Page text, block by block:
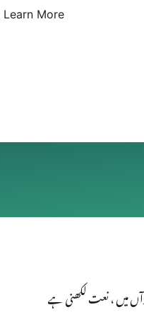
Learn More
میں ، نعت لکھنی ہے